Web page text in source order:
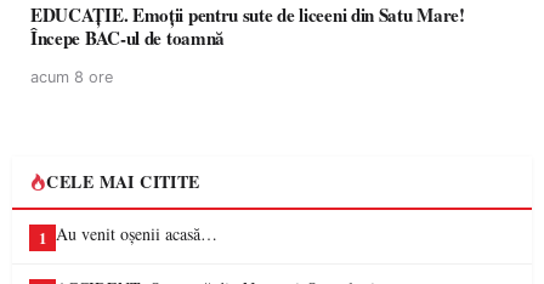
EDUCAȚIE. Emoții pentru sute de liceeni din Satu Mare!
Începe BAC-ul de toamnă
acum 8 ore
CELE MAI CITITE
1 Au venit oșenii acasă…